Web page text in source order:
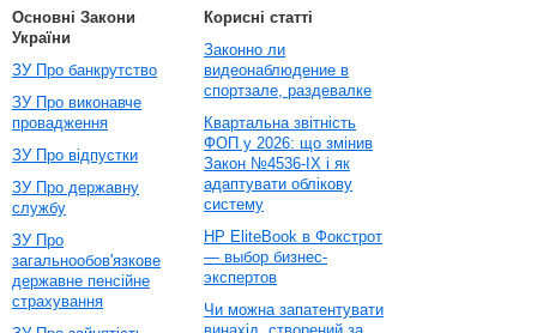
Основні Закони
України
ЗУ Про банкрутство
ЗУ Про виконавче
провадження
ЗУ Про відпустки
ЗУ Про державну
службу
ЗУ Про
загальнообов'язкове
державне пенсійне
страхування
Корисні статті
Законно ли
видеонаблюдение в
спортзале, раздевалке
Квартальна звітність
ФОП у 2026: що змінив
Закон №4536-IX і як
адаптувати облікову
систему
HP EliteBook в Фокстрот
— выбор бизнес-
экспертов
Чи можна запатентувати